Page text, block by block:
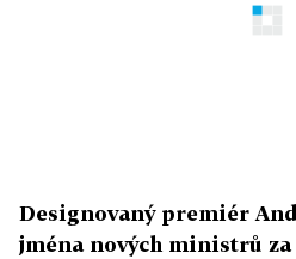
Designovaný premiér
jména nových ministrů za